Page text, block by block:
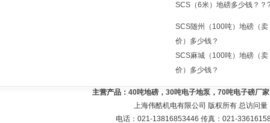
SCS（6米）地磅多少钱？？
SCS随州（100吨）地磅（卖
价）多少钱？
SCS麻城（100吨）地磅（卖
价）多少钱？
主营产品： 40吨地磅，30吨电子地泵，70吨电子磅厂
上海伟酷机电有限公司 版权所有 总访问量
电话：021-13816853446 传真：021-